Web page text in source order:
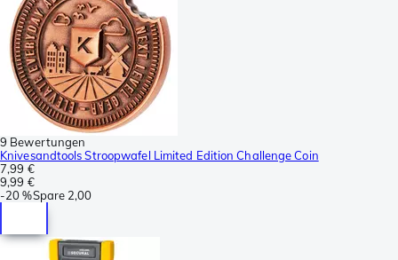
9 Bewertungen
Knivesandtools Stroopwafel Limited Edition Challenge Coin
7,99 €
9,99 €
-20 %Spare 2,00